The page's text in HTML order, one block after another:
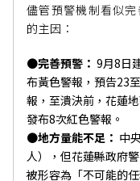
儘管預警機制看似
的主因：
●完善預警： 9月8日
布黃色警報，預告23
報，至潰決前，花蓮
發布8次紅色警報。
●地方量能不足： 中
人），但花蓮縣政府
被形容為「不可能的任